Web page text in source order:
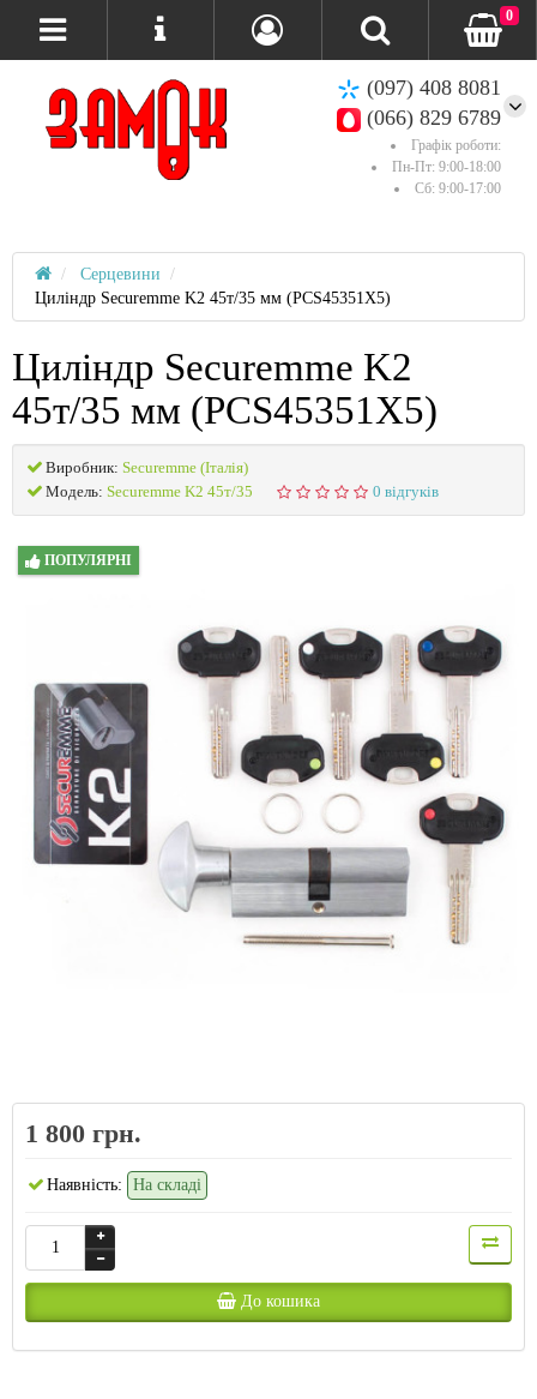
(097) 408 8081
(066) 829 6789
Графік роботи:
Пн-Пт: 9:00-18:00
Сб: 9:00-17:00
0
Серцевини
Циліндр Securemme K2 45т/35 мм (PCS45351X5)
Циліндр Securemme K2
45т/35 мм (PCS45351X5)
Виробник: Securemme (Італія)
Модель: Securemme K2 45т/35 0 відгуків
ПОПУЛЯРНІ
1 800 грн.
Наявність: На складі
До кошика